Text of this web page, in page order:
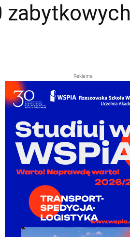
zabytkowych
Reklama